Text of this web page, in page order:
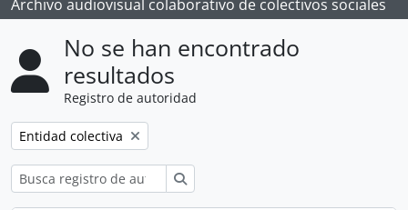
Archivo audiovisual colaborativo de colectivos sociales
No se han encontrado
resultados
Registro de autoridad
Remove filter:
Entidad colectiva